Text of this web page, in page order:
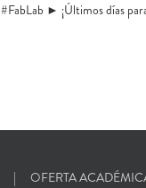
#FabLab ► ¡Últimos días
OFERTA